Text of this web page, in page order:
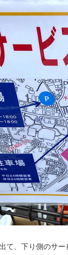
て、下り側のサ